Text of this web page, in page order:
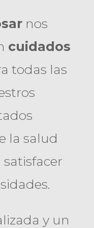
nos
cuidados
todas las
la salud
y un